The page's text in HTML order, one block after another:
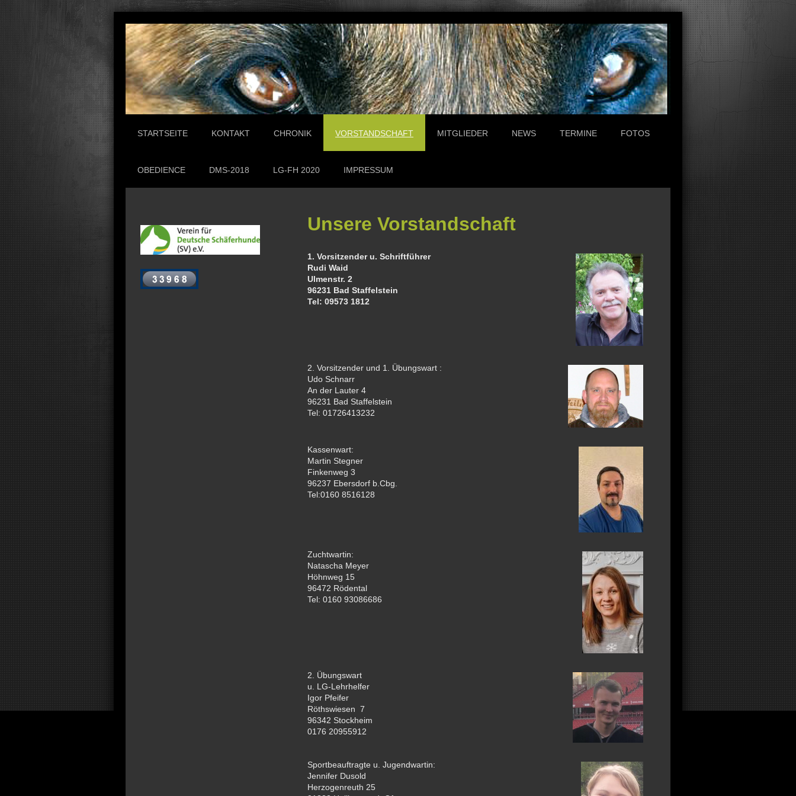
STARTSEITE KONTAKT CHRONIK VORSTANDSCHAFT MITGLIEDER NEWS TERMINE FOTOS
OBEDIENCE DMS-2018 LG-FH 2020 IMPRESSUM
Unsere Vorstandschaft
1. Vorsitzender u. Schriftführer
Rudi Waid
Ulmenstr. 2
96231 Bad Staffelstein
Tel: 09573 1812
2. Vorsitzender und 1. Übungswart :
Udo Schnarr
An der Lauter 4
96231 Bad Staffelstein
Tel: 01726413232
Kassenwart:
Martin Stegner
Finkenweg 3
96237 Ebersdorf b.Cbg.
Tel:0160 8516128
Zuchtwartin:
Natascha Meyer
Höhnweg 15
96472 Rödental
Tel: 0160 93086686
2. Übungswart
u. LG-Lehrhelfer
Igor Pfeifer
Röthswiesen 7
96342 Stockheim
0176 20955912
Sportbeauftragte u. Jugendwartin:
Jennifer Dusold
Herzogenreuth 25